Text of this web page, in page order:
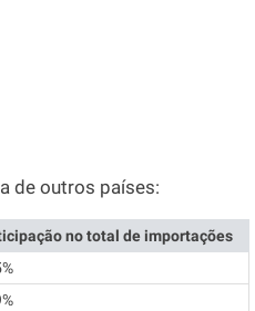
de outros países:
no total de importações